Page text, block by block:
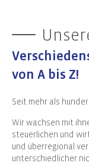
von A bis Z!
Seit mehr als
Wir wachsen mit
steuerlichen und
und überregional
unterschiedlicher